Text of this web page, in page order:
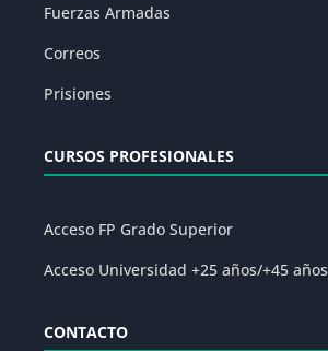
Fuerzas Armadas
Correos
Prisiones
CURSOS PROFESIONALES
Acceso FP Grado Superior
Acceso Universidad +25 años/+45 años
CONTACTO